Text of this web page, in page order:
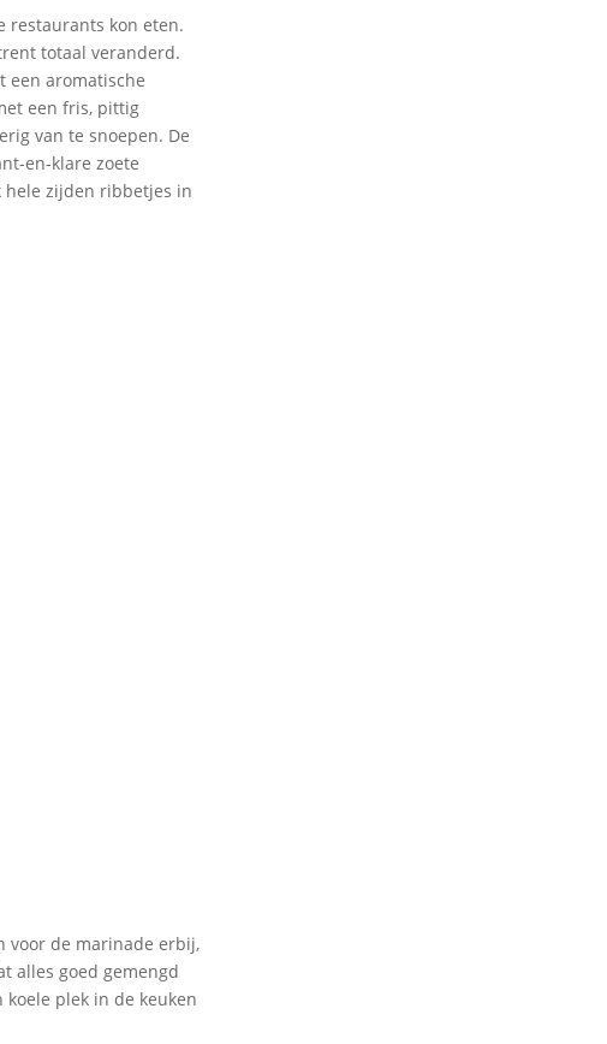
restaurants kon eten.
totaal veranderd.
een aromatische
een fris, pittig
van te snoepen. De
en-klare zoete
hele zijden ribbetjes in
voor de marinade erbij,
alles goed gemengd
plek in de keuken